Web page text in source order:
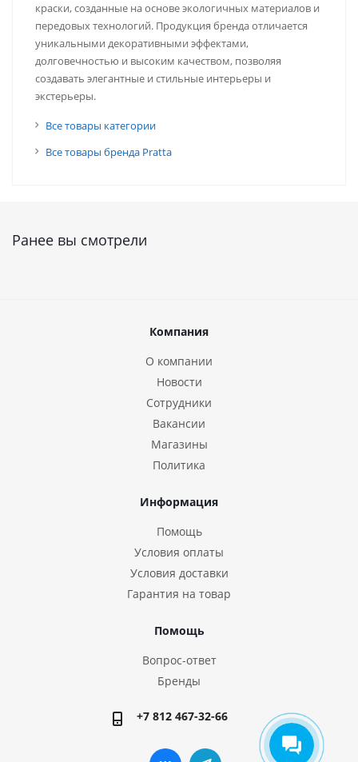
краски, созданные на основе экологичных материалов и
передовых технологий. Продукция бренда отличается
уникальными декоративными эффектами,
долговечностью и высоким качеством, позволяя
создавать элегантные и стильные интерьеры и
экстерьеры.
Все товары категории
Все товары бренда Pratta
Ранее вы смотрели
Компания
О компании
Новости
Сотрудники
Вакансии
Магазины
Политика
Информация
Помощь
Условия оплаты
Условия доставки
Гарантия на товар
Помощь
Вопрос-ответ
Бренды
+7 812 467-32-66